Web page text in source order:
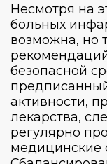
Несмотря на
больных
возможна, но
безопасной
активности,
лекарства,
регулярно
медицинские